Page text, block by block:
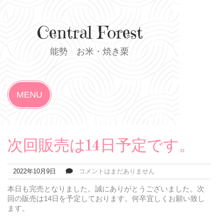
Central Forest
能勢 お米・焼き栗
MENU
次回販売は14日予定です。
2022年10月9日 コメントはまだありません
本日も完売となりました。誠にありがとうございました。次
回の販売は14日を予定しております。何卒宜しくお願い致し
ます。